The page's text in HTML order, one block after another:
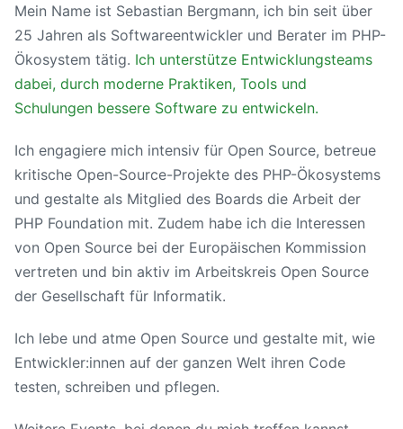
Mein Name ist Sebastian Bergmann, ich bin seit über
25 Jahren als Softwareentwickler und Berater im PHP-
Ökosystem tätig. Ich unterstütze Entwicklungsteams
dabei, durch moderne Praktiken, Tools und
Schulungen bessere Software zu entwickeln.
Ich engagiere mich intensiv für Open Source, betreue
kritische Open-Source-Projekte des PHP-Ökosystems
und gestalte als Mitglied des Boards die Arbeit der
PHP Foundation mit. Zudem habe ich die Interessen
von Open Source bei der Europäischen Kommission
vertreten und bin aktiv im Arbeitskreis Open Source
der Gesellschaft für Informatik.
Ich lebe und atme Open Source und gestalte mit, wie
Entwickler:innen auf der ganzen Welt ihren Code
testen, schreiben und pflegen.